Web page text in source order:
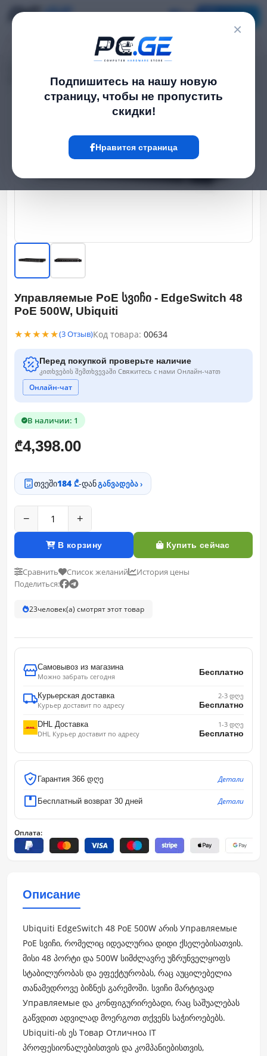
×
Подпишитесь на нашу новую
страницу, чтобы не пропустить
скидки!
Нравится страница
Управляемые PoE სვიჩი - EdgeSwitch 48 PoE 500W, Ubiquiti
Управляемые PoE სვიჩი - EdgeSwitch 48
PoE 500W, Ubiquiti
★★★★★(3 Отзыв)Код товара: 00634
Перед покупкой проверьте наличие
კითხვების შემთხვევაში Свяжитесь с нами Онлайн-чатთ
Онлайн-чат
В наличии: 1
₾4,398.00
თვეში184 ₾-დანგანვადება ›
− +
В корзину Купить сейчас
Сравнить Список желаний
История цены
Поделиться:
22человек(а) смотрят этот товар
Самовывоз из магазина
Можно забрать сегодня
Бесплатно
Курьерская доставка
Курьер доставит по адресу
2-3 დღე
Бесплатно
DHL Доставка
DHL Курьер доставит по адресу
1-3 დღე
Бесплатно
Гарантия 366 დღე Детали
Бесплатный возврат 30 дней Детали
Оплата:
Описание
Ubiquiti EdgeSwitch 48 PoE 500W არის Управляемые
PoE სვიჩი, რომელიც იდეალურია დიდი ქსელებისათვის.
მისი 48 პორტი და 500W სიმძლავრე უზრუნველყოფს
სტაბილურობას და ეფექტურობას, რაც აუცილებელია
თანამედროვე ბიზნეს გარემოში. სვიჩი მარტივად
Управляемые და კონფიგურირებადი, რაც საშუალებას
გაწვდით ადვილად მოერგოთ თქვენს საჭიროებებს.
Ubiquiti-ის ეს Товар Отличноა IT
პროფესიონალებისთვის და კომპანიებისთვის,